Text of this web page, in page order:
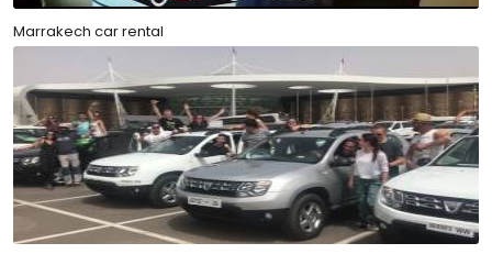
Marrakech car rental